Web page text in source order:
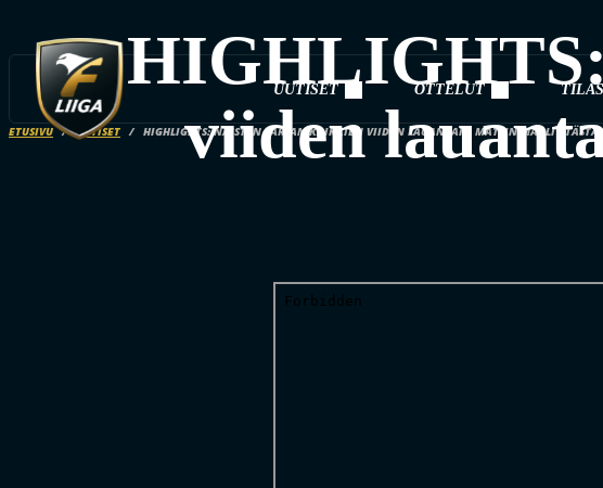
UUTISET OTTELUT
ETUSIVU UUTISET HIGHLIGHTS: NAISTEN SARJAN KAIKKIEN VIIDEN LAUANTAIN MATSIN MAALIT TÄSTÄ!
viiden